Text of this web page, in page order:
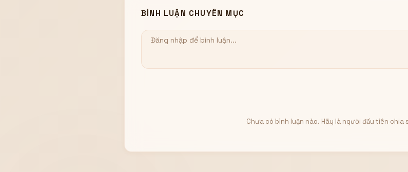
BÌNH LUẬN CHUYÊN MỤC
Chưa có bình luận nào. Hãy là người đầu tiên chia